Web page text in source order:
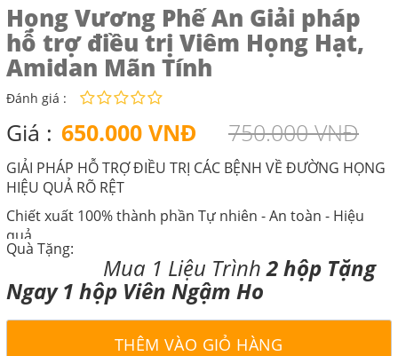
Họng Vương Phế An Giải pháp
hỗ trợ điều trị Viêm Họng Hạt,
Amidan Mãn Tính
Đánh giá :
Giá : 650.000 VNĐ 750.000 VNĐ
GIẢI PHÁP HỖ TRỢ ĐIỀU TRỊ CÁC BỆNH VỀ ĐƯỜNG HỌNG
HIỆU QUẢ RÕ RỆT
Chiết xuất 100% thành phần Tự nhiên - An toàn - Hiệu
quả
Quà Tặng:
Mua 1 Liệu Trình2 hộp Tặng
Ngay 1 hộp Viên Ngậm Ho
THÊM VÀO GIỎ HÀNG